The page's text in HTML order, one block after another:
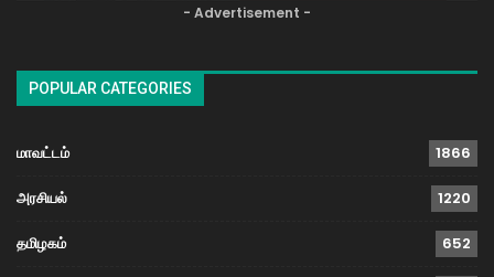
- Advertisement -
POPULAR CATEGORIES
மாவட்டம் 1866
அரசியல் 1220
தமிழகம் 652